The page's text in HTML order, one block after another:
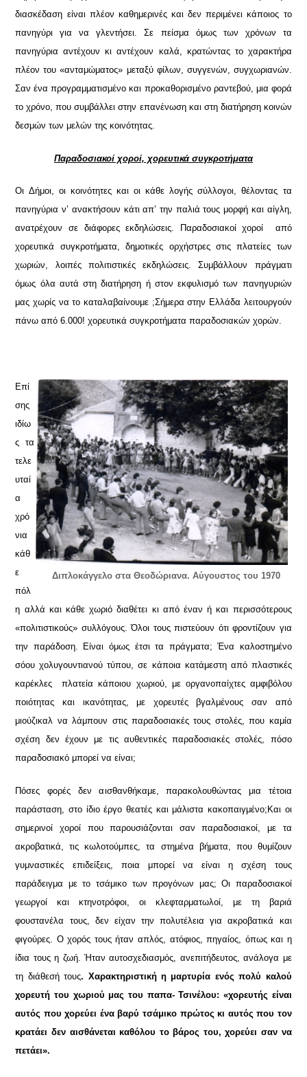
διασκέδαση είναι πλέον καθημερινές και δεν περιμένει κάποιος το
πανηγύρι για να γλεντήσει. Σε πείσμα όμως των χρόνων τα
πανηγύρια αντέχουν κι αντέχουν καλά, κρατώντας το χαρακτήρα
πλέον του «ανταμώματος» μεταξύ φίλων, συγγενών, συγχωριανών.
Σαν ένα προγραμματισμένο και προκαθορισμένο ραντεβού, μια φορά
το χρόνο, που συμβάλλει στην επανένωση και στη διατήρηση κοινών
δεσμών των μελών της κοινότητας.
Παραδοσιακοί χοροί, χορευτικά συγκροτήματα
Οι Δήμοι, οι κοινότητες και οι κάθε λογής σύλλογοι, θέλοντας τα
πανηγύρια ν’ ανακτήσουν κάτι απ’ την παλιά τους μορφή και αίγλη,
ανατρέχουν σε διάφορες εκδηλώσεις. Παραδοσιακοί χοροί από
χορευτικά συγκροτήματα, δημοτικές ορχήστρες στις πλατείες των
χωριών, λοιπές πολιτιστικές εκδηλώσεις. Συμβάλλουν πράγματι
όμως όλα αυτά στη διατήρηση ή στον εκφυλισμό των πανηγυριών
μας χωρίς να το καταλαβαίνουμε ;Σήμερα στην Ελλάδα λειτουργούν
πάνω από 6.000! χορευτικά συγκροτήματα παραδοσιακών χορών.
Διπλοκάγγελο στα Θεοδώριανα. Αύγουστος του 1970
Επί
σης
ιδίω
ς τα
τελε
υταί
α
χρό
νια
κάθ
ε
πόλ
η αλλά και κάθε χωριό διαθέτει κι από έναν ή και περισσότερους
«πολιτιστικούς» συλλόγους. Όλοι τους πιστεύουν ότι φροντίζουν για
την παράδοση. Είναι όμως έτσι τα πράγματα; Ένα καλοστημένο
σόου χολυγουντιανού τύπου, σε κάποια κατάμεστη από πλαστικές
καρέκλες πλατεία κάποιου χωριού, με οργανοπαίχτες αμφιβόλου
ποιότητας και ικανότητας, με χορευτές βγαλμένους σαν από
μιούζικαλ να λάμπουν στις παραδοσιακές τους στολές, που καμία
σχέση δεν έχουν με τις αυθεντικές παραδοσιακές στολές, πόσο
παραδοσιακό μπορεί να είναι;
Πόσες φορές δεν αισθανθήκαμε, παρακολουθώντας μια τέτοια
παράσταση, στο ίδιο έργο θεατές και μάλιστα κακοπαιγμένο;Και οι
σημερινοί χοροί που παρουσιάζονται σαν παραδοσιακοί, με τα
ακροβατικά, τις κωλοτούμπες, τα στημένα βήματα, που θυμίζουν
γυμναστικές επιδείξεις, ποια μπορεί να είναι η σχέση τους
παράδειγμα με το τσάμικο των προγόνων μας; Οι παραδοσιακοί
γεωργοί και κτηνοτρόφοι, οι κλεφταρματωλοί, με τη βαριά
φουστανέλα τους, δεν είχαν την πολυτέλεια για ακροβατικά και
φιγούρες. Ο χορός τους ήταν απλός, ατόφιος, πηγαίος, όπως και η
ίδια τους η ζωή. Ήταν αυτοσχεδιασμός, ανεπιτήδευτος, ανάλογα με
τη διάθεσή τους. Χαρακτηριστική η μαρτυρία ενός πολύ καλού
χορευτή του χωριού μας του παπα- Τσινέλου: «χορευτής είναι
αυτός που χορεύει ένα βαρύ τσάμικο πρώτος κι αυτός που τον
κρατάει δεν αισθάνεται καθόλου το βάρος του, χορεύει σαν να
πετάει».